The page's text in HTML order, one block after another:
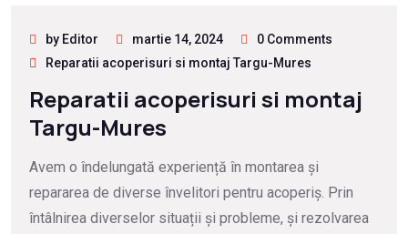
by Editor martie 14, 2024
0 Comments
Reparatii acoperisuri si montaj Targu-Mures
Reparatii acoperisuri si montaj
Targu-Mures
Avem o îndelungată experiență în montarea și
repararea de diverse învelitori pentru acoperiș. Prin
întâlnirea diverselor situații și probleme, și rezolvarea